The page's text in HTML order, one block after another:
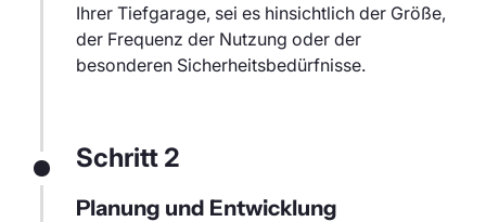
Ihrer Tiefgarage, sei es hinsichtlich der Größe,
der Frequenz der Nutzung oder der
besonderen Sicherheitsbedürfnisse.
Schritt 2
Planung und Entwicklung